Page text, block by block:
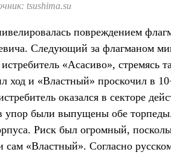
tsushima.su
повреждением
Следующий за флагманом
«Асасиво», стремясь
ход и «Властный» проскочил в
оказался в секторе
упор были выпущены обе
Риск был огромный,
сам «Властный». Согласно